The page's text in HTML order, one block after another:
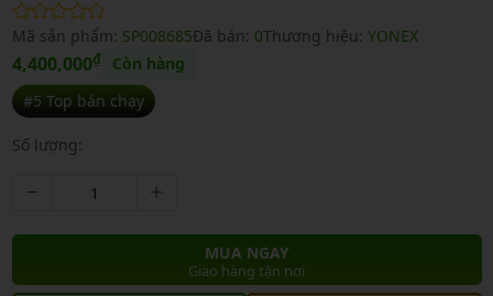
Mã sản phẩm: SP008685Đã bán: 0Thương hiệu: YONEX
4,400,000₫
Còn hàng
#5 Top bán chạy
Số lượng:
MUA NGAY
Giao hàng tận nơi